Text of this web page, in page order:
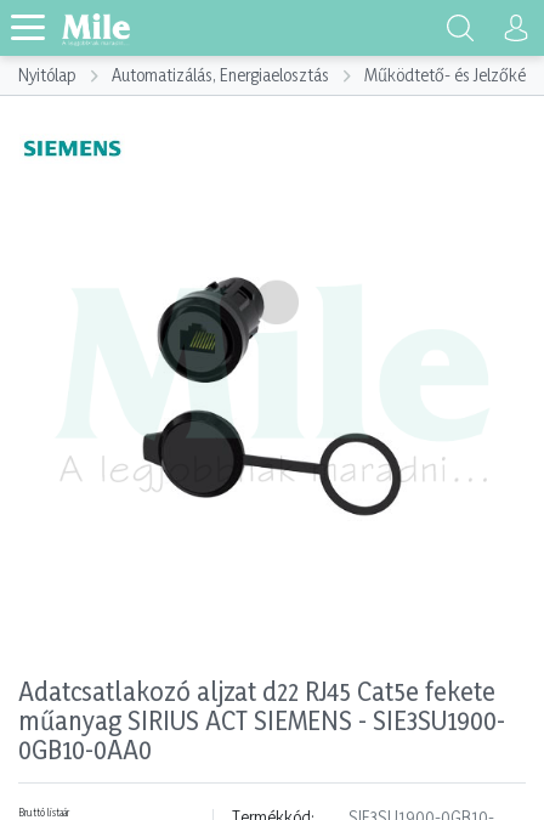
Nyitólap Automatizálás, Energiaelosztás Működtető- és
Adatcsatlakozó aljzat d22 RJ45 Cat5e fekete
műanyag SIRIUS ACT SIEMENS - SIE3SU1900-
0GB10-0AA0
Bruttó listaár